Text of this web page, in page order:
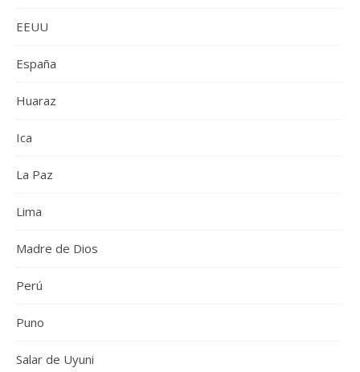
EEUU
España
Huaraz
Ica
La Paz
Lima
Madre de Dios
Perú
Puno
Salar de Uyuni